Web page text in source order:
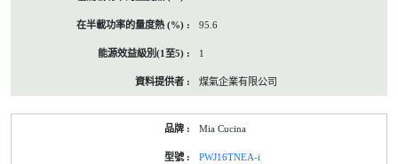
95.6
1
煤氣企業有限公司
Mia Cucina
PWJ16TNEA-i